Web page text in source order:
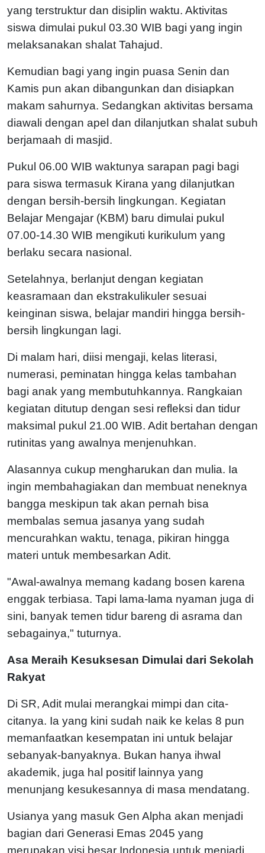
yang terstruktur dan disiplin waktu. Aktivitas
siswa dimulai pukul 03.30 WIB bagi yang ingin
melaksanakan shalat Tahajud.
Kemudian bagi yang ingin puasa Senin dan
Kamis pun akan dibangunkan dan disiapkan
makam sahurnya. Sedangkan aktivitas bersama
diawali dengan apel dan dilanjutkan shalat subuh
berjamaah di masjid.
Pukul 06.00 WIB waktunya sarapan pagi bagi
para siswa termasuk Kirana yang dilanjutkan
dengan bersih-bersih lingkungan. Kegiatan
Belajar Mengajar (KBM) baru dimulai pukul
07.00-14.30 WIB mengikuti kurikulum yang
berlaku secara nasional.
Setelahnya, berlanjut dengan kegiatan
keasramaan dan ekstrakulikuler sesuai
keinginan siswa, belajar mandiri hingga bersih-
bersih lingkungan lagi.
Di malam hari, diisi mengaji, kelas literasi,
numerasi, peminatan hingga kelas tambahan
bagi anak yang membutuhkannya. Rangkaian
kegiatan ditutup dengan sesi refleksi dan tidur
maksimal pukul 21.00 WIB. Adit bertahan dengan
rutinitas yang awalnya menjenuhkan.
Alasannya cukup mengharukan dan mulia. Ia
ingin membahagiakan dan membuat neneknya
bangga meskipun tak akan pernah bisa
membalas semua jasanya yang sudah
mencurahkan waktu, tenaga, pikiran hingga
materi untuk membesarkan Adit.
"Awal-awalnya memang kadang bosen karena
enggak terbiasa. Tapi lama-lama nyaman juga di
sini, banyak temen tidur bareng di asrama dan
sebagainya," tuturnya.
Asa Meraih Kesuksesan Dimulai dari Sekolah
Rakyat
Di SR, Adit mulai merangkai mimpi dan cita-
citanya. Ia yang kini sudah naik ke kelas 8 pun
memanfaatkan kesempatan ini untuk belajar
sebanyak-banyaknya. Bukan hanya ihwal
akademik, juga hal positif lainnya yang
menunjang kesukesannya di masa mendatang.
Usianya yang masuk Gen Alpha akan menjadi
bagian dari Generasi Emas 2045 yang
merupakan visi besar Indonesia untuk menjadi